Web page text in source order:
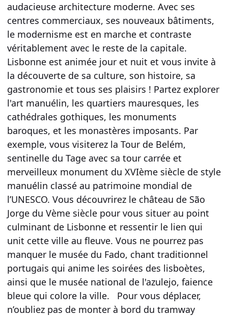
audacieuse architecture moderne. Avec ses
centres commerciaux, ses nouveaux bâtiments,
le modernisme est en marche et contraste
véritablement avec le reste de la capitale.
Lisbonne est animée jour et nuit et vous invite à
la découverte de sa culture, son histoire, sa
gastronomie et tous ses plaisirs ! Partez explorer
l'art manuélin, les quartiers mauresques, les
cathédrales gothiques, les monuments
baroques, et les monastères imposants. Par
exemple, vous visiterez la Tour de Belém,
sentinelle du Tage avec sa tour carrée et
merveilleux monument du XVIème siècle de style
manuélin classé au patrimoine mondial de
l’UNESCO. Vous découvrirez le château de São
Jorge du Vème siècle pour vous situer au point
culminant de Lisbonne et ressentir le lien qui
unit cette ville au fleuve. Vous ne pourrez pas
manquer le musée du Fado, chant traditionnel
portugais qui anime les soirées des lisboètes,
ainsi que le musée national de l'azulejo, faience
bleue qui colore la ville. Pour vous déplacer,
n’oubliez pas de monter à bord du tramway